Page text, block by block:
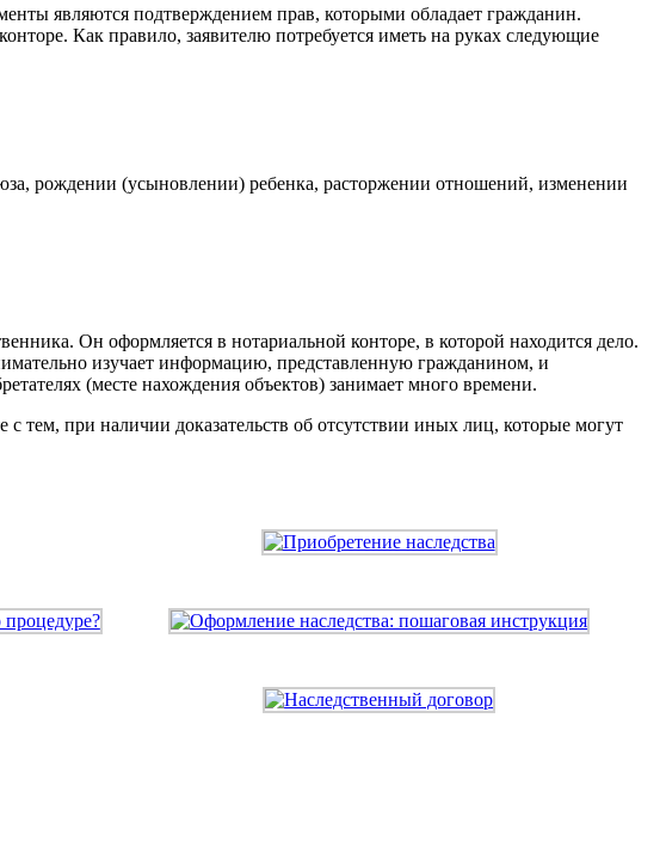
являются подтверждением прав, которыми обладает гражданин.
Как правило, заявителю потребуется иметь на руках следующие
рождении (усыновлении) ребенка, расторжении отношений, изменении
Он оформляется в нотариальной конторе, в которой находится дело.
изучает информацию, представленную гражданином, и
(месте нахождения объектов) занимает много времени.
тем, при наличии доказательств об отсутствии иных лиц, которые могут